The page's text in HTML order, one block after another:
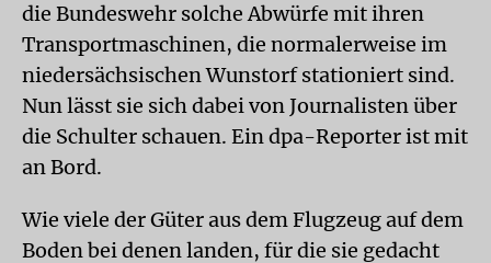
die Bundeswehr solche Abwürfe mit ihren
Transportmaschinen, die normalerweise im
niedersächsischen Wunstorf stationiert sind.
Nun lässt sie sich dabei von Journalisten über
die Schulter schauen. Ein dpa-Reporter ist mit
an Bord.
Wie viele der Güter aus dem Flugzeug auf dem
Boden bei denen landen, für die sie gedacht